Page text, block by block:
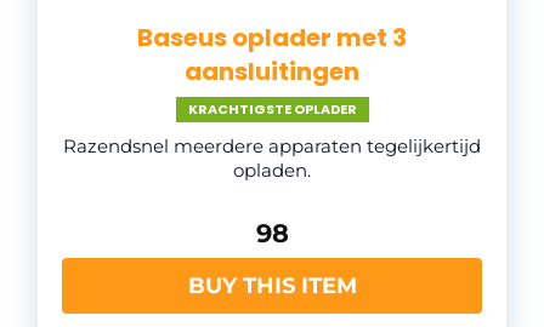
Baseus oplader met 3
aansluitingen
KRACHTIGSTE OPLADER
Razendsnel meerdere apparaten tegelijkertijd
opladen.
98
BUY THIS ITEM